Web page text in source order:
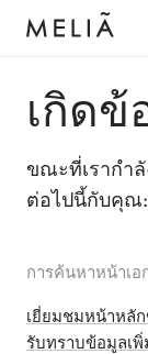
เกิด
ขณะที่เรากำลั
ต่อไปนี้กับคุณ:
การค้นหาหน้าเ
เยี่ยมชมหน้าหลัก
รับทราบข้อมูลเพิ่